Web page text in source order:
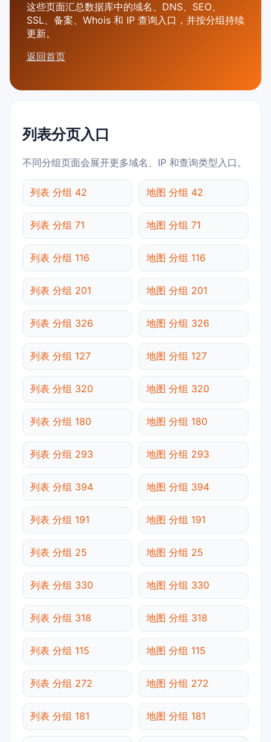
这些页面汇总数据库中的域名、DNS、SEO、
SSL、备案、Whois 和 IP 查询入口，并按分组持续
更新。
返回首页
列表分页入口
不同分组页面会展开更多域名、IP 和查询类型入口。
列表 分组 42 地图 分组 42
列表 分组 71 地图 分组 71
列表 分组 116 地图 分组 116
列表 分组 201 地图 分组 201
列表 分组 326 地图 分组 326
列表 分组 127 地图 分组 127
列表 分组 320 地图 分组 320
列表 分组 180 地图 分组 180
列表 分组 293 地图 分组 293
列表 分组 394 地图 分组 394
列表 分组 191 地图 分组 191
列表 分组 25 地图 分组 25
列表 分组 330 地图 分组 330
列表 分组 318 地图 分组 318
列表 分组 115 地图 分组 115
列表 分组 272 地图 分组 272
列表 分组 181 地图 分组 181